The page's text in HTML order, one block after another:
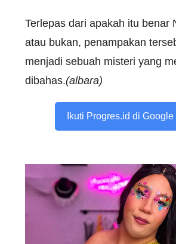
Terlepas dari apakah itu benar
atau bukan, penampakan
menjadi sebuah misteri yang
dibahas.(albara)
Ikuti Progres.id di